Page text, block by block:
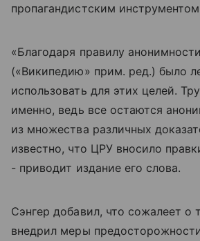
пропагандистским
«Благодаря правилу
(«Википедию» прим. ред.) было
использовать для этих целей.
именно, ведь все остаются
из множества различных
известно, что ЦРУ вносило
- приводит издание его слова.
Сэнгер добавил, что сожалеет о
внедрил меры